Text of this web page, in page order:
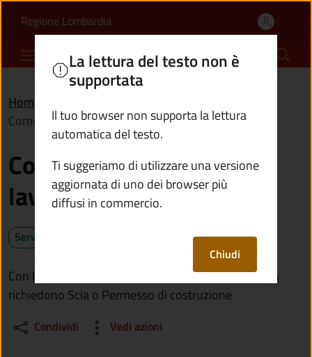
Comunicazione di inizio
Regione Lombardia(apre in un'altra scheda).
Comune di Capo di Ponte
Home
Comunicazione di inizio lavori asseverata (Cila)
Comunicazione di inizio
lavori asseverata (Cila)
Servizio attivo
Con la Cila comunichi l'inizio di lavori edilizi che non
richiedono Scia o Permesso di costruzione
Condividi Vedi azioni
La lettura del testo non è
supportata
Il tuo browser non supporta la lettura
automatica del testo.
Ti suggeriamo di utilizzare una versione
aggiornata di uno dei browser più
diffusi in commercio.
Chiudi